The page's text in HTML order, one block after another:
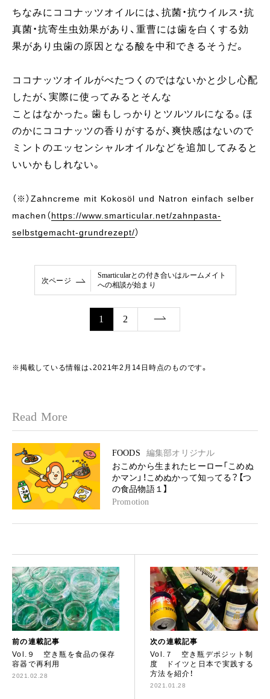
ちなみにココナッツオイルには、抗菌・抗ウイルス・抗
真菌・抗寄生虫効果があり、重曹には歯を白くする効
果があり虫歯の原因となる酸を中和できるそうだ。
ココナッツオイルがべたつくのではないかと少し心配
したが、実際に使ってみるとそんな
ことはなかった。歯もしっかりとツルツルになる。ほ
のかにココナッツの香りがするが、爽快感はないので
ミントのエッセンシャルオイルなどを追加してみると
いいかもしれない。
（※）Zahncreme mit Kokosöl und Natron einfach selber
machen（https://www.smarticular.net/zahnpasta-
selbstgemacht-grundrezept/）
次ページ
Smarticularとの付き合いはルームメイト
への相談が始まり
1 2
※掲載している情報は、2021年2月14日時点のものです。
Read More
FOODS
編集部オリジナル
おこめから生まれたヒーロー「こめぬ
かマン」！こめぬかって知ってる？【つ
の食品物語１】
Promotion
前の連載記事
Vol.９ 空き瓶を食品の保存
容器で再利用
2021.02.28
次の連載記事
Vol.７ 空き瓶デポジット制
度 ドイツと日本で実践する
方法を紹介！
2021.01.28